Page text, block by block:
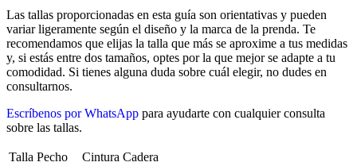
Las tallas proporcionadas en esta guía son orientativas y pueden
variar ligeramente según el diseño y la marca de la prenda. Te
recomendamos que elijas la talla que más se aproxime a tus medidas
y, si estás entre dos tamaños, optes por la que mejor se adapte a tu
comodidad. Si tienes alguna duda sobre cuál elegir, no dudes en
consultarnos.
Escríbenos por WhatsApp para ayudarte con cualquier consulta
sobre las tallas.
Talla Pecho Cintura Cadera